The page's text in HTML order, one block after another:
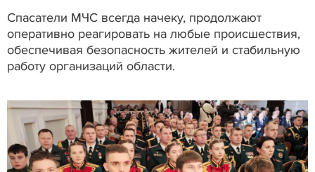
Спасатели МЧС всегда начеку, продолжают
оперативно реагировать на любые происшествия,
обеспечивая безопасность жителей и стабильную
работу организаций области.